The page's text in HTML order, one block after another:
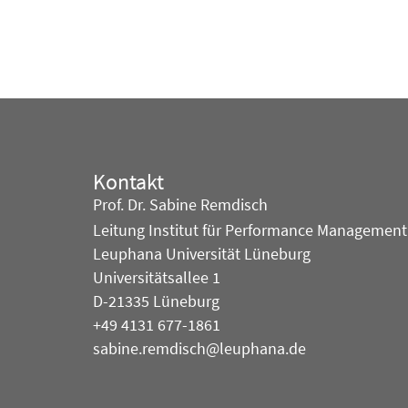
Kontakt
Prof. Dr. Sabine Remdisch
Leitung Institut für Performance Management
Leuphana Universität Lüneburg
Universitätsallee 1
D-21335 Lüneburg
+49 4131 677-1861
sabine.remdisch@leuphana.de